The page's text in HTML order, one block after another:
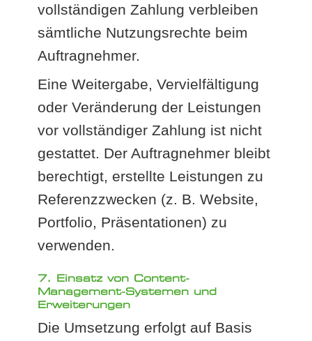
vollständigen Zahlung verbleiben
sämtliche Nutzungsrechte beim
Auftragnehmer.
Eine Weitergabe, Vervielfältigung
oder Veränderung der Leistungen
vor vollständiger Zahlung ist nicht
gestattet. Der Auftragnehmer bleibt
berechtigt, erstellte Leistungen zu
Referenzzwecken (z. B. Website,
Portfolio, Präsentationen) zu
verwenden.
7. Einsatz von Content-
Management-Systemen und
Erweiterungen
Die Umsetzung erfolgt auf Basis